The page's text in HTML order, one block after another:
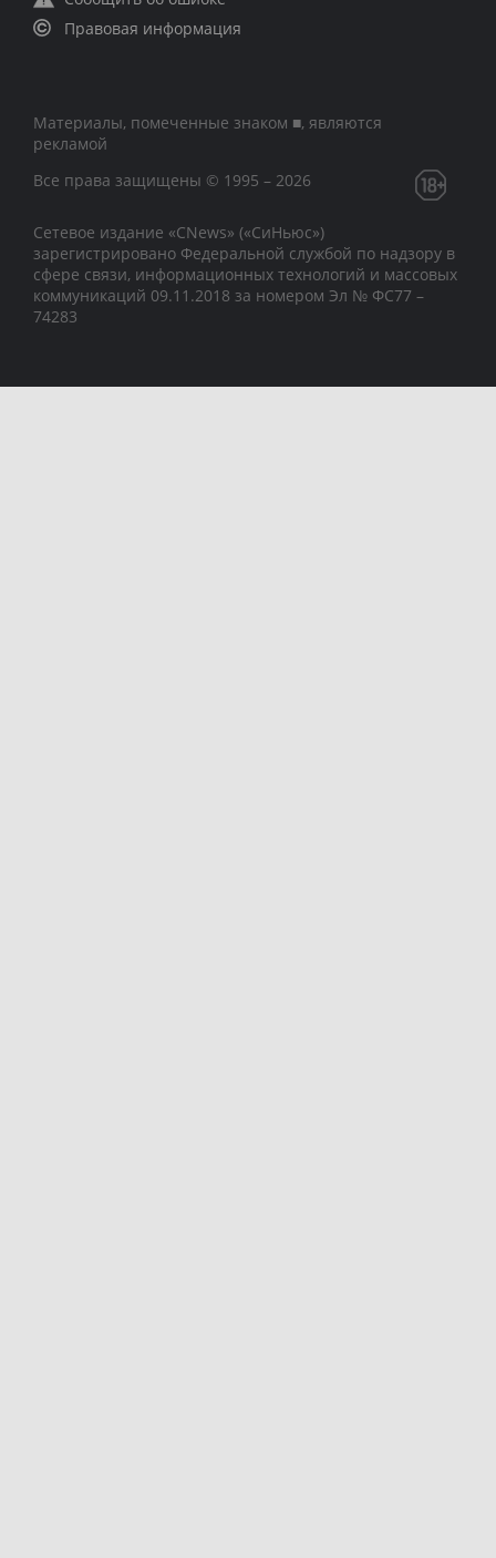
Правовая информация
Материалы, помеченные знаком ■, являются
рекламой
Все права защищены © 1995 – 2026
Сетевое издание «CNews» («СиНьюс»)
зарегистрировано Федеральной службой по надзору в
сфере связи, информационных технологий и массовых
коммуникаций 09.11.2018 за номером Эл № ФС77 –
74283